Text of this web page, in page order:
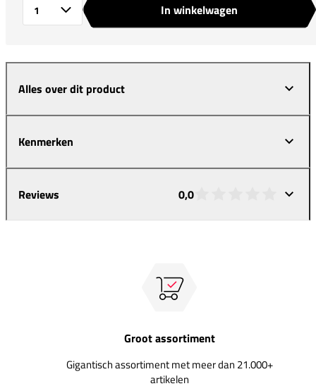
In winkelwagen
Alles over dit product
Kenmerken
Reviews 0,0
Groot assortiment
Gigantisch assortiment met meer dan 21.000+
artikelen